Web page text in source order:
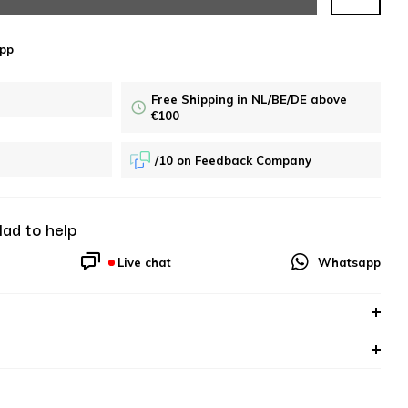
Free Shipping in NL/BE/DE above
€100
/10 on Feedback Company
to help
Live chat Whatsapp